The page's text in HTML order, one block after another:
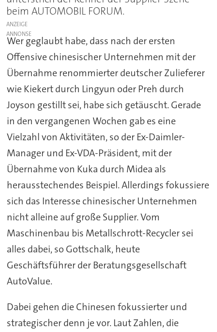
beim AUTOMOBIL FORUM.
ANZEIGE
Wer geglaubt habe, dass nach der ersten
Offensive chinesischer Unternehmen mit der
Übernahme renommierter deutscher Zulieferer
wie Kiekert durch Lingyun oder Preh durch
Joyson gestillt sei, habe sich getäuscht. Gerade
in den vergangenen Wochen gab es eine
Vielzahl von Aktivitäten, so der Ex-Daimler-
Manager und Ex-VDA-Präsident, mit der
Übernahme von Kuka durch Midea als
herausstechendes Beispiel. Allerdings fokussiere
sich das Interesse chinesischer Unternehmen
nicht alleine auf große Supplier. Vom
Maschinenbau bis Metallschrott-Recycler sei
alles dabei, so Gottschalk, heute
Geschäftsführer der Beratungsgesellschaft
AutoValue.
Dabei gehen die Chinesen fokussierter und
strategischer denn je vor. Laut Zahlen, die